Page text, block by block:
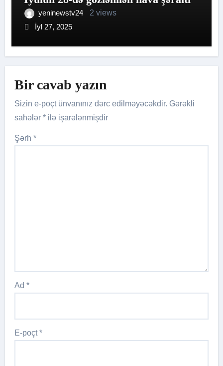
yeninewstv24
2 views
İyl 27, 2025
Bir cavab yazın
Sizin e-poçt ünvanınız dərc edilməyəcəkdir. Gərəkli
sahələr* ilə işarələnmişdir
Şərh*
Ad*
E-poçt*